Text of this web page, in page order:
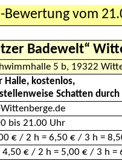
Bewertung vom
Badewelt“
5 b, 19322
Halle, kostenlos,
Schatten durch
bis 21.00 Uhr
€ / 2 h = 6,50 € / 3 h =
4,50 € / 2 h = 5,00 € / 3 h =